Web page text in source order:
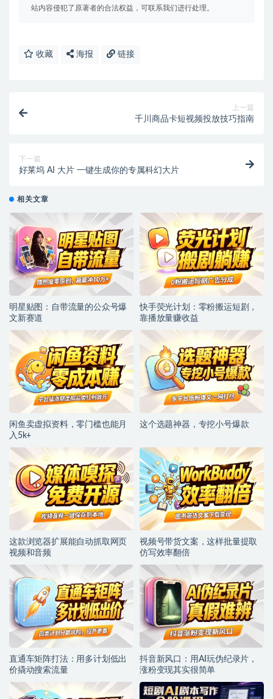
站内容侵犯了原著者的合法权益，可联系我们进行处理。
收藏 海报 链接
上一篇
千川商品卡短视频投放技巧指南
下一篇
好莱坞 AI 大片 一键生成你的专属科幻大片
相关文章
明星贴图：自带流量的公众号爆
文新赛道
快手荧光计划：零粉搬运短剧，
靠播放量赚收益
闲鱼卖虚拟资料，零门槛也能月
入5k+
这个选题神器，专挖小号爆款
这款浏览器扩展能自动抓取网页
视频和音频
视频号带货文案，这样批量提取
仿写效率翻倍
直通车矩阵打法：用多计划低出
价撬动搜索流量
抖音新风口：用AI玩伪纪录片，
涨粉变现其实很简单